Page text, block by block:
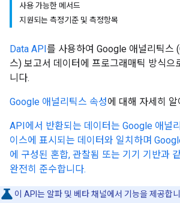
사용 가능한 메서드
지원되는 측정기준 및 측정항목
Data API를 사용하여 Google 애널리틱스
스) 보고서 데이터에 프로그래매틱 방식으
니다.
Google 애널리틱스 속성에 대해 자세히 알
API에서 반환되는 데이터는 Google 애널
이스에 표시되는 데이터와 일치하며
에 구성된 혼합, 관찰됨 또는 기기 기반과
완전히 준수합니다.
이 API는 알파 및 베타 채널에서 기능을 제공합